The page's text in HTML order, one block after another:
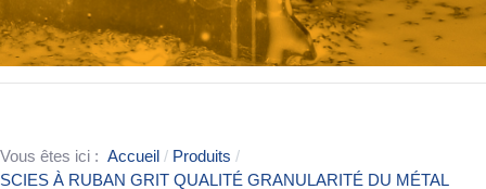
Vous êtes ici : Accueil
Produits
SCIES À RUBAN GRIT QUALITÉ GRANULARITÉ DU MÉTAL